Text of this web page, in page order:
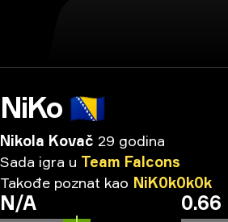
NiKo 🇧🇦
Nikola Kovač 29 godina
Sada igra u Team Falcons
Takođe poznat kao NiK0k0k0k
N/A 0.66